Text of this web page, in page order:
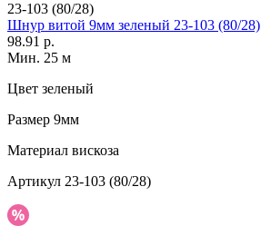
23-103 (80/28)
Шнур витой 9мм зеленый 23-103 (80/28)
98.91 р.
Мин. 25 м
Цвет зеленый
Размер 9мм
Материал вискоза
Артикул 23-103 (80/28)